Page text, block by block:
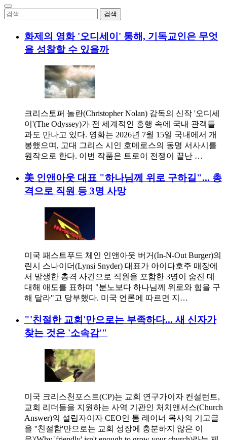
화제의 영화 '오디세이' 통해, 기독교인은 무엇
을 성찰할 수 있을까
크리스토퍼 놀란(Christopher Nolan) 감독의 신작 '오디세
이'(The Odyssey)가 전 세계적인 흥행 속에 국내 관객들
과도 만나고 있다. 영화는 2026년 7월 15일 국내에서 개
봉했으며, 고대 그리스 시인 호메로스의 동명 서사시를
원작으로 한다. 이번 작품은 트로이 전쟁이 끝난 …
美 인앤아웃 대표 "하나님께 위로 구하길"... 총
격으로 직원 등 3명 사망
미국 패스트푸드 체인 인앤아웃 버거(In-N-Out Burger)의
린시 스나이더(Lynsi Snyder) 대표가 아이다호주 매장에
서 발생한 총격 사건으로 직원을 포함한 3명이 숨진 데
대해 애도를 표하며 "분노보다 하나님께 위로와 힘을 구
해 달라"고 당부했다. 미국 언론에 따르면 지…
"'친절한 교회'만으로는 부족하다... 새 신자가
찾는 것은 '소속감'"
미국 크리스천포스트(CP)는 교회 연구가이자 컨설턴트,
교회 리더들을 지원하는 사역 기관인 처치앤서스(Church
Answer)의 설립자이자 CEO인 톰 레이너 목사의 기고글
을 ''친절함'만으로는 교회 성장에 충분하지 않은 이